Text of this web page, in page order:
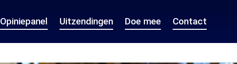
Opiniepanel Uitzendingen Doe mee Contact